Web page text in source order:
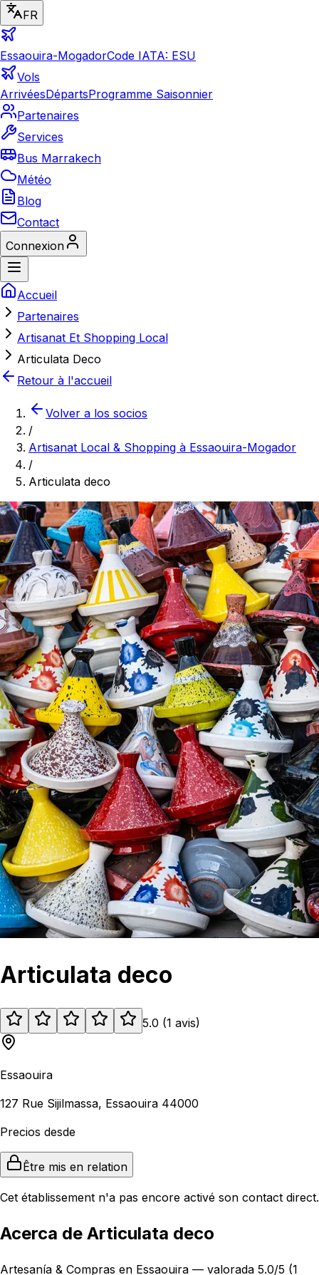
FR
Essaouira-MogadorCode IATA: ESU
Vols
ArrivéesDépartsProgramme Saisonnier
Partenaires
Services
Bus Marrakech
Météo
Blog
Contact
Connexion
Accueil
Partenaires
Artisanat Et Shopping Local
Articulata Deco
Retour à l'accueil
Volver a los socios
/
Artisanat Local & Shopping à Essaouira-Mogador
/
Articulata deco
Articulata deco
5.0 (1 avis)
Essaouira
127 Rue Sijilmassa, Essaouira 44000
Precios desde
Être mis en relation
Cet établissement n'a pas encore activé son contact direct.
Acerca de Articulata deco
Artesanía & Compras en Essaouira — valorada 5.0/5 (1